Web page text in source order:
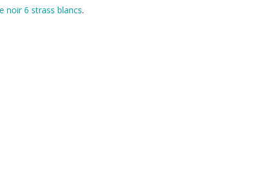
noir 6 strass blancs.